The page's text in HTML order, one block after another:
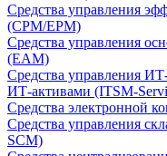
Средства управления
(CPM/EPM)
Средства управления
(EAM)
Средства управления
ИТ-активами (ITSM-
Средства электронной
Средства управления
SCM)